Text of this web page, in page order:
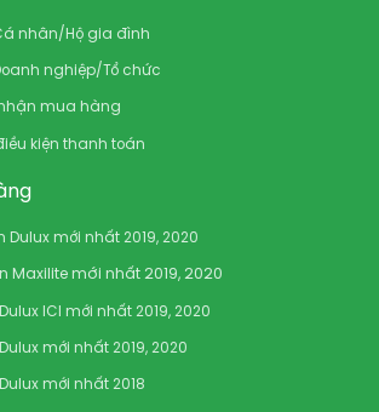
nhân/Hộ gia đình
nghiệp/Tổ chức
mua hàng
kiện thanh toán
Dulux mới nhất 2019, 2020
Maxilite mới nhất 2019, 2020
ICI mới nhất 2019, 2020
mới nhất 2019, 2020
mới nhất 2018